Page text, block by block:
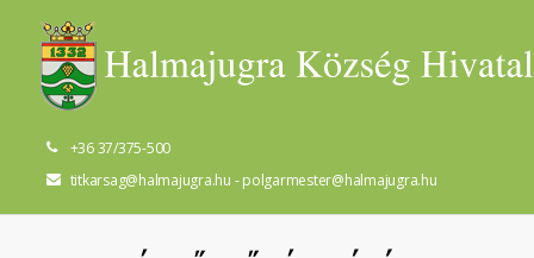
+36 37/375-500
titkarsag@halmajugra.hu - polgarmester@halmajugra.hu